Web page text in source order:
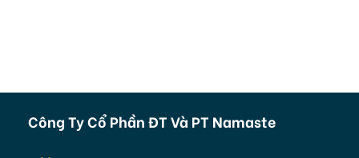
Công Ty Cổ Phần ĐT Và PT Namaste